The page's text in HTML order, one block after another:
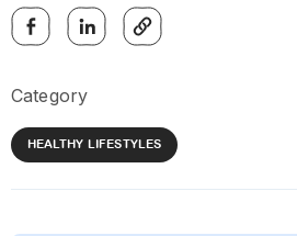
Category
HEALTHY LIFESTYLES